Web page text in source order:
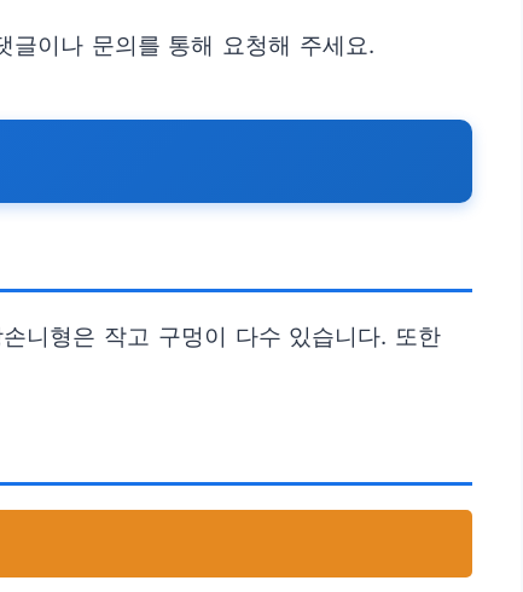
이나 문의를 통해 요청해 주세요.
니형은 작고 구멍이 다수 있습니다. 또한